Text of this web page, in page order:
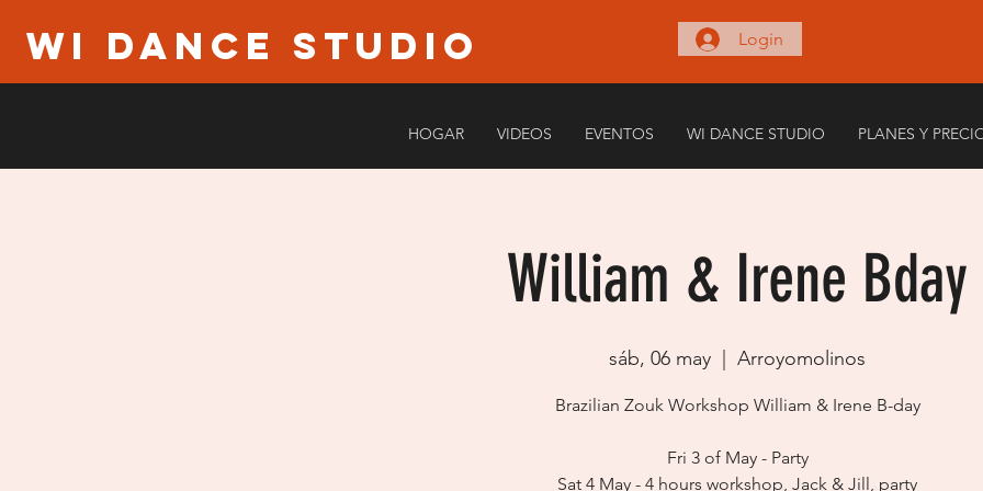
WI Dance Studio Login
HOGAR VIDEOS EVENTOS WI DANCE STUDIO PLANES Y
William & Irene Bday
sáb, 06 may Arroyomolinos
Brazilian Zouk Workshop William & Irene B-day
Fri 3 of May - Party
Sat 4 May - 4 hours workshop, Jack & Jill, party